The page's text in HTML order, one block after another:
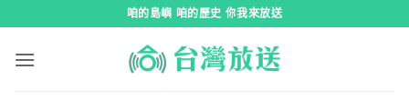
咱的島嶼 咱的歷史 你我來放送